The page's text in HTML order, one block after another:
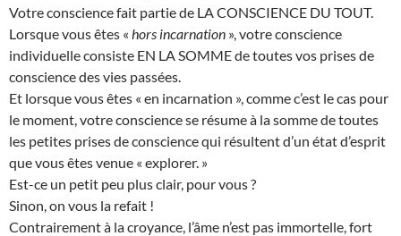
Votre conscience fait partie de LA CONSCIENCE DU TOUT.
Lorsque vous êtes « hors incarnation », votre conscience
individuelle consiste EN LA SOMME de toutes vos prises de
conscience des vies passées.
Et lorsque vous êtes « en incarnation », comme c’est le cas pour
le moment, votre conscience se résume à la somme de toutes
les petites prises de conscience qui résultent d’un état d’esprit
que vous êtes venue « explorer. »
Est-ce un petit peu plus clair, pour vous ?
Sinon, on vous la refait !
Contrairement à la croyance, l’âme n’est pas immortelle, fort